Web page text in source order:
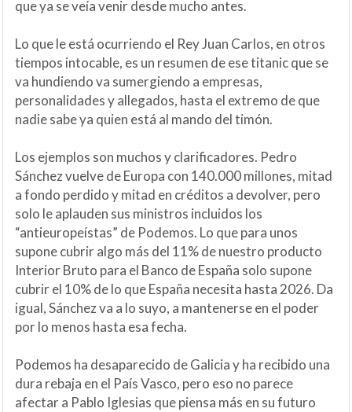
que ya se veía venir desde mucho antes.
Lo que le está ocurriendo el Rey Juan Carlos, en otros
tiempos intocable, es un resumen de ese titanic que se
va hundiendo va sumergiendo a empresas,
personalidades y allegados, hasta el extremo de que
nadie sabe ya quien está al mando del timón.
Los ejemplos son muchos y clarificadores. Pedro
Sánchez vuelve de Europa con 140.000 millones, mitad
a fondo perdido y mitad en créditos a devolver, pero
solo le aplauden sus ministros incluidos los
“antieuropeístas” de Podemos. Lo que para unos
supone cubrir algo más del 11% de nuestro producto
Interior Bruto para el Banco de España solo supone
cubrir el 10% de lo que España necesita hasta 2026. Da
igual, Sánchez va a lo suyo, a mantenerse en el poder
por lo menos hasta esa fecha.
Podemos ha desaparecido de Galicia y ha recibido una
dura rebaja en el País Vasco, pero eso no parece
afectar a Pablo Iglesias que piensa más en su futuro